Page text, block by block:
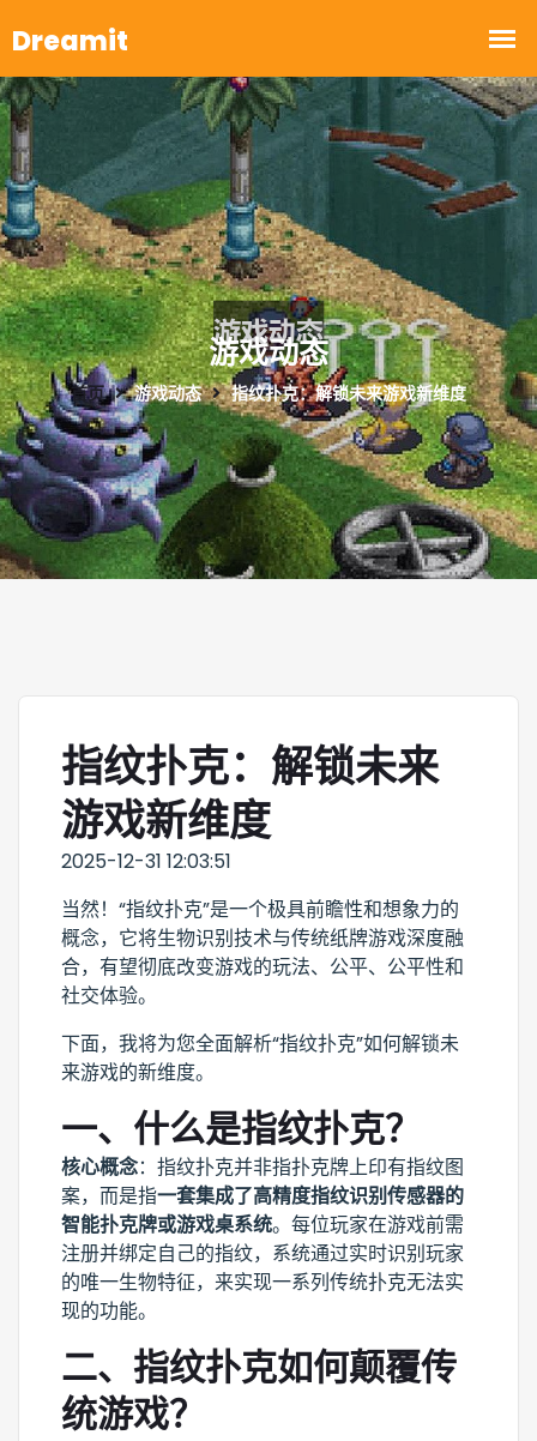
游戏动态
首页 游戏动态 指纹扑克：解锁未来游戏新维度
指纹扑克：解锁未来
游戏新维度
2025-12-31 12:03:51
当然！“指纹扑克”是一个极具前瞻性和想象力的
概念，它将生物识别技术与传统纸牌游戏深度融
合，有望彻底改变游戏的玩法、公平、公平性和
社交体验。
下面，我将为您全面解析“指纹扑克”如何解锁未
来游戏的新维度。
一、什么是指纹扑克？
核心概念：指纹扑克并非指扑克牌上印有指纹图
案，而是指一套集成了高精度指纹识别传感器的
智能扑克牌或游戏桌系统。每位玩家在游戏前需
注册并绑定自己的指纹，系统通过实时识别玩家
的唯一生物特征，来实现一系列传统扑克无法实
现的功能。
二、指纹扑克如何颠覆传
统游戏？